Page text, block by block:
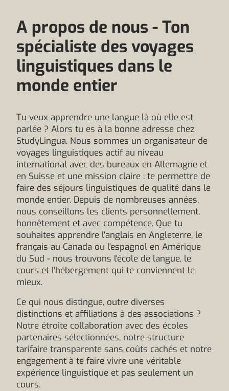
A propos de nous - Ton
spécialiste des voyages
linguistiques dans le
monde entier
Tu veux apprendre une langue là où elle est
parlée ? Alors tu es à la bonne adresse chez
StudyLingua. Nous sommes un organisateur de
voyages linguistiques actif au niveau
international avec des bureaux en Allemagne et
en Suisse et une mission claire : te permettre de
faire des séjours linguistiques de qualité dans le
monde entier. Depuis de nombreuses années,
nous conseillons les clients personnellement,
honnêtement et avec compétence. Que tu
souhaites apprendre l'anglais en Angleterre, le
français au Canada ou l'espagnol en Amérique
du Sud - nous trouvons l'école de langue, le
cours et l'hébergement qui te conviennent le
mieux.
Ce qui nous distingue, outre diverses
distinctions et affiliations à des associations ?
Notre étroite collaboration avec des écoles
partenaires sélectionnées, notre structure
tarifaire transparente sans coûts cachés et notre
engagement à te faire vivre une véritable
expérience linguistique et pas seulement un
cours.